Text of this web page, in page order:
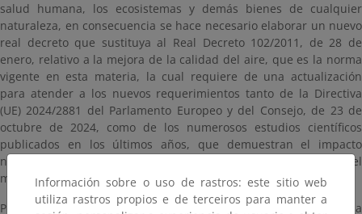
salud humana, los ecosistemas y demás bienes de cualquier
naturaleza, en consecuencia se hace necesario elaborar un nuevo
real decreto que sustituya al Real Decreto 102/2011, de 28 de
enero, relativo a la mejora de la calidad del aire, que es la norma
vigente en esta materia, la cual requiere de una actualización
para atender a los nuevos requerimientos tanto de la Directiva
(UE) 2024/2881 del Parlamento Europeo y del Consejo, de 23 de
octubre de 2024, como de los numerosos estudios científicos
publicados en los últimos años, que demuestran el impacto
negativo de la contaminación del aire en la salud humana y en el
medio ambiente.
Por tanto, en cumplimiento de lo previsto en el artículo 26.6 de la
Información sobre o uso de rastros: este sitio web
utiliza rastros propios e de terceiros para manter a